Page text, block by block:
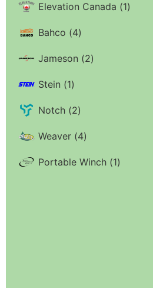
Elevation Canada (1)
Bahco (4)
Jameson (2)
Stein (1)
Notch (2)
Weaver (4)
Portable Winch (1)